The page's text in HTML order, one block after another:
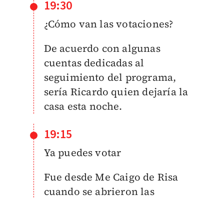
19:30
¿Cómo van las votaciones?
De acuerdo con algunas
cuentas dedicadas al
seguimiento del programa,
sería Ricardo quien dejaría la
casa esta noche.
19:15
Ya puedes votar
Fue desde Me Caigo de Risa
cuando se abrieron las